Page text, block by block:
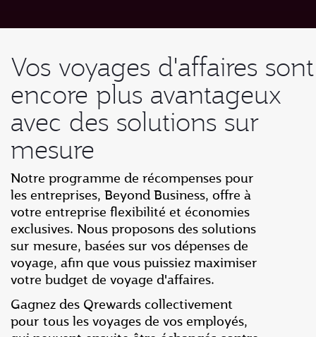
Vos voyages d'affaires sont
encore plus avantageux
avec des solutions sur
mesure
Notre programme de récompenses pour
les entreprises, Beyond Business, offre à
votre entreprise flexibilité et économies
exclusives. Nous proposons des solutions
sur mesure, basées sur vos dépenses de
voyage, afin que vous puissiez maximiser
votre budget de voyage d'affaires.
Gagnez des Qrewards collectivement
pour tous les voyages de vos employés,